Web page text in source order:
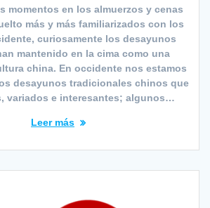
momentos en los almuerzos y cenas
más y más familiarizados con los
curiosamente los desayunos
mantenido en la cima como una
china. En occidente nos estamos
desayunos tradicionales chinos que
variados e interesantes; algunos…
Leer más